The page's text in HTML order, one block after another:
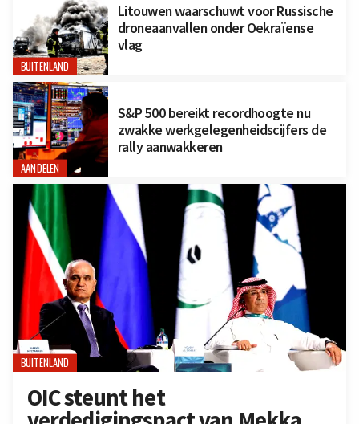
BUITENLAND
Litouwen waarschuwt voor Russische
droneaanvallen onder Oekraïense
vlag
AANDELEN
S&P 500 bereikt recordhoogte nu
zwakke werkgelegenheidscijfers de
rally aanwakkeren
BUITENLAND
OIC steunt het